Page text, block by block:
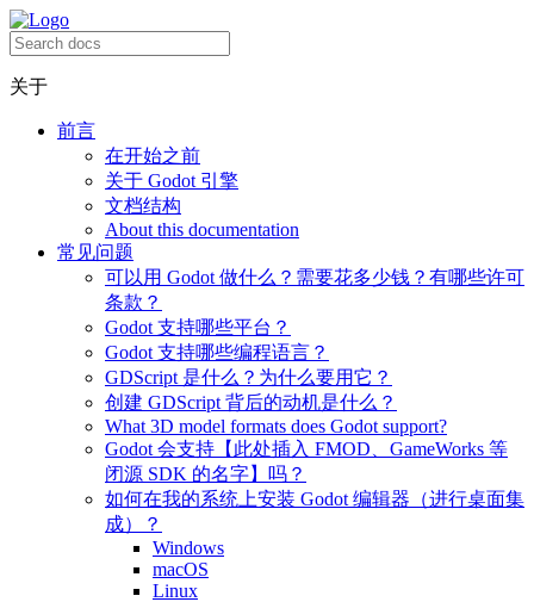
关于
前言
在开始之前
关于 Godot 引擎
文档结构
About this documentation
常见问题
可以用 Godot 做什么？需要花多少钱？有哪些许可
条款？
Godot 支持哪些平台？
Godot 支持哪些编程语言？
GDScript 是什么？为什么要用它？
创建 GDScript 背后的动机是什么？
What 3D model formats does Godot support?
Godot 会支持【此处插入 FMOD、GameWorks 等
闭源 SDK 的名字】吗？
如何在我的系统上安装 Godot 编辑器（进行桌面集
成）？
Windows
macOS
Linux